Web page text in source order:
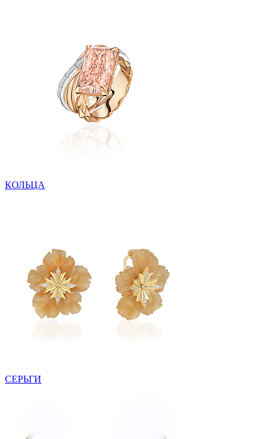
КОЛЬЦА
СЕРЬГИ